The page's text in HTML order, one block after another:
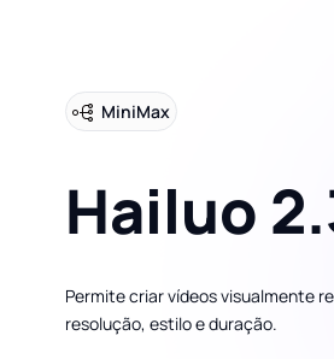
MiniMax
Hailuo
Permite criar vídeos visualmente
resolução, estilo e duração.